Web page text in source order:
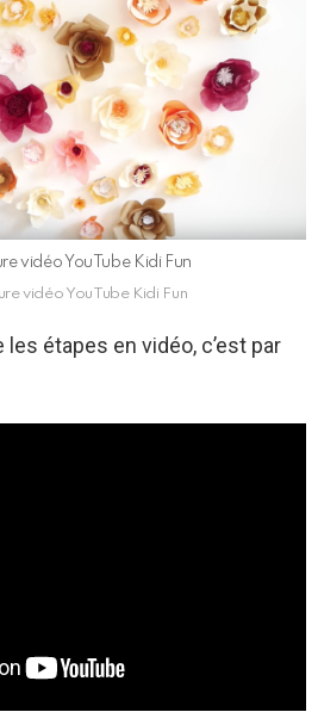
vidéo YouTube Kidi Fun
vidéo YouTube Kidi Fun
étapes en vidéo, c’est par